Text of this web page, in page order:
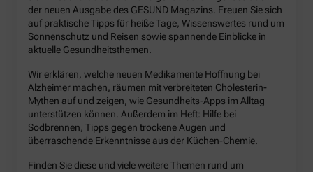
der neuen Ausgabe des GESUND Magazins. Freuen Sie sich
auf praktische Tipps für heiße Tage, Wissenswertes rund um
Sonnenschutz und Reisen sowie spannende Einblicke in
aktuelle Gesundheitsthemen.
Wir erklären, welche neuen Medikamente Hoffnung bei
Alzheimer machen, räumen mit verbreiteten Cholesterin-
Mythen auf und zeigen, wie Gesundheits-Apps im Alltag
unterstützen können. Außerdem im Heft: Hilfe bei
Sodbrennen, Tipps gegen trockene Augen und
überraschende Erkenntnisse aus der Küchen-Chemie.
Finden Sie diese und viele weitere Themen rund um